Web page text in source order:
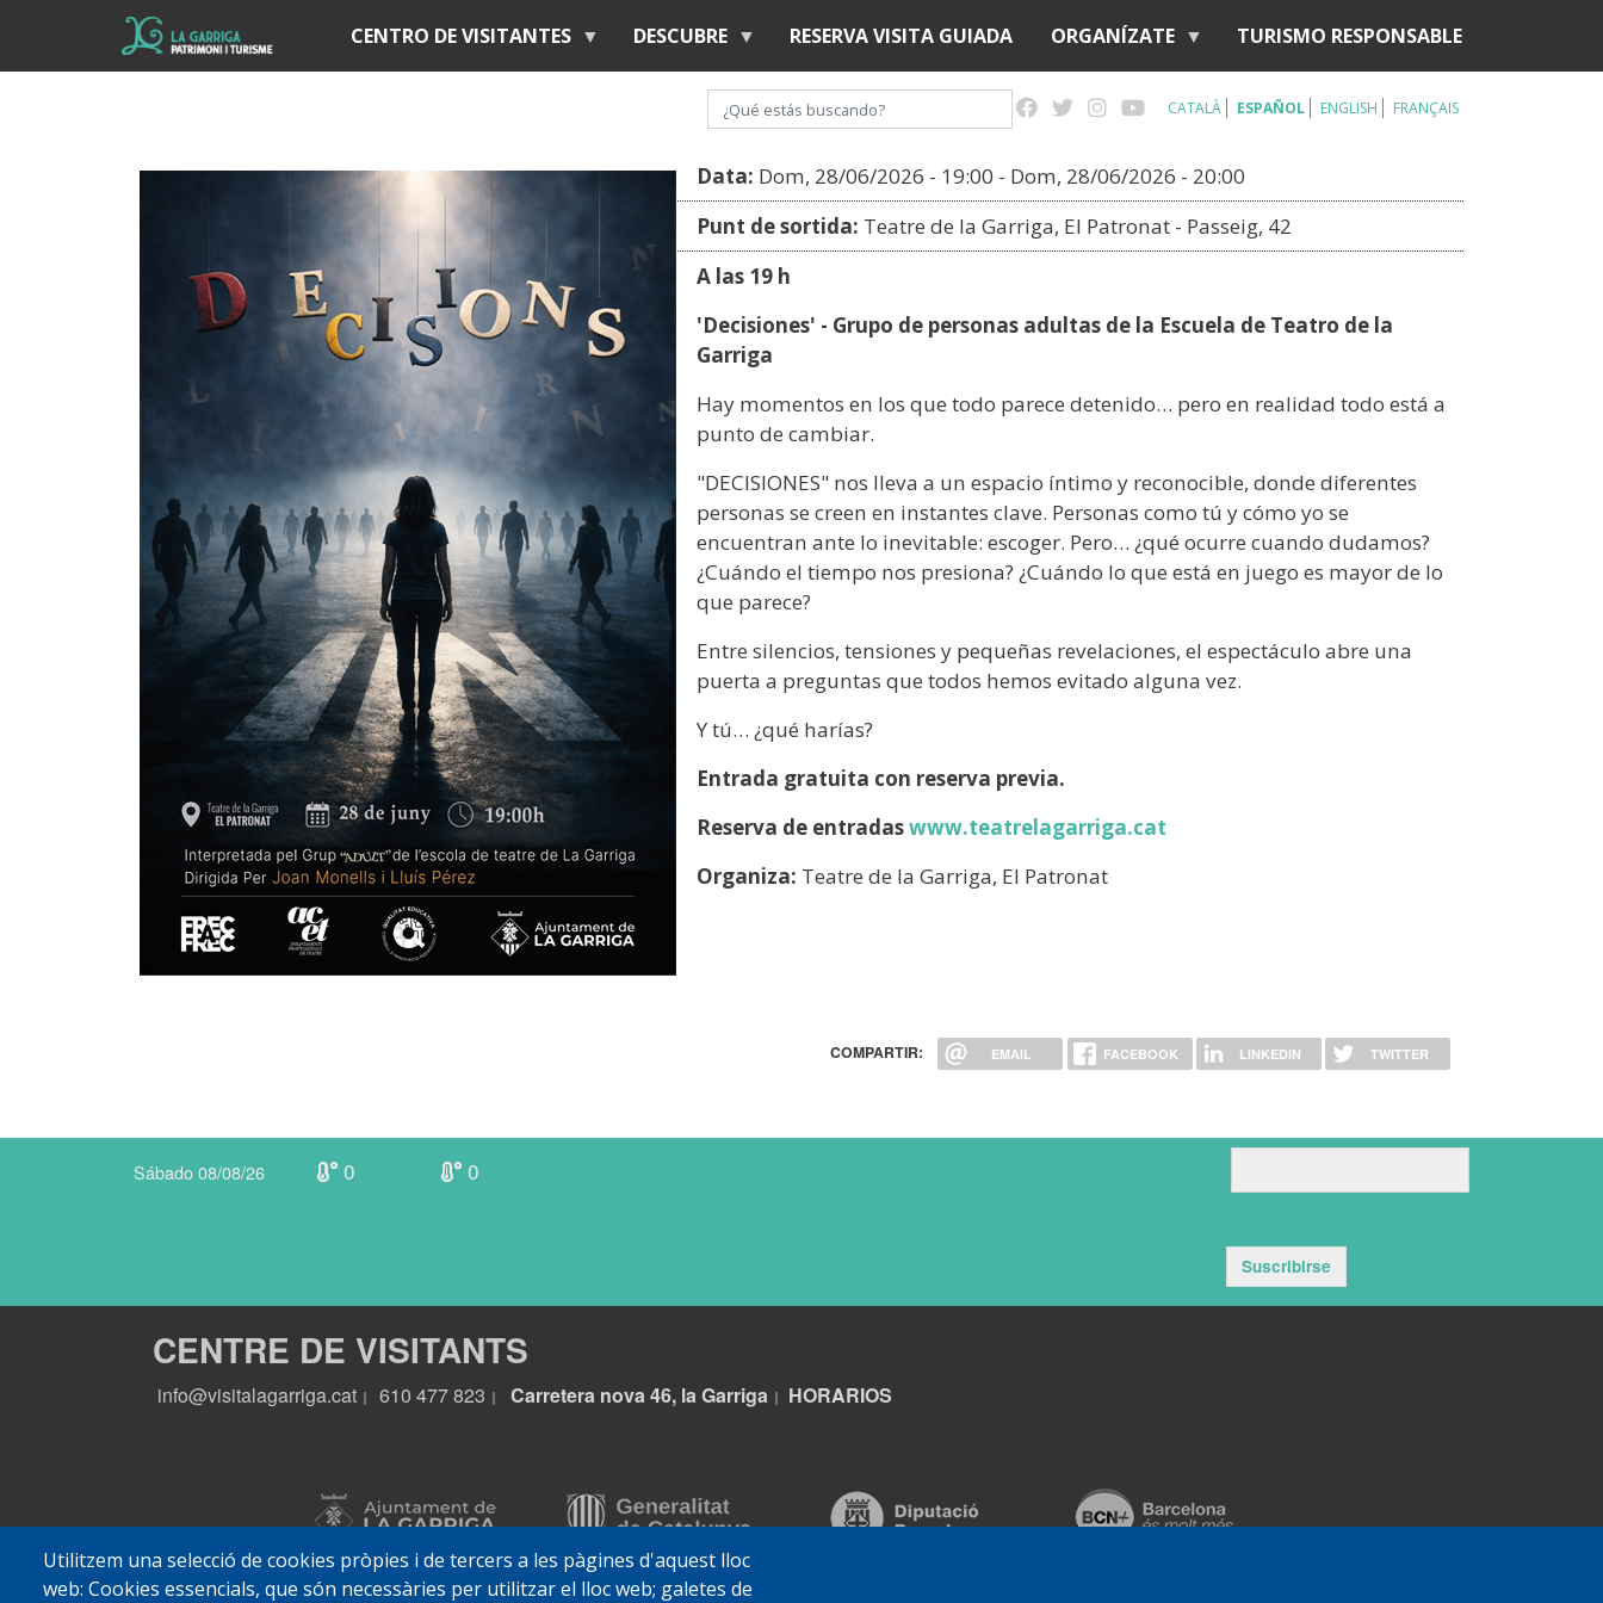
al
contenido
principal
CENTRO DE VISITANTES DESCUBRE RESERVA VISITA GUIADA ORGANÍZATE TURISMO RESPONSABLE
CATALÀ ESPAÑOL ENGLISH FRANÇAIS
Buscar
Data: Dom, 28/06/2026 - 19:00 - Dom, 28/06/2026 - 20:00
Punt de sortida: Teatre de la Garriga, El Patronat - Passeig, 42
A las 19 h
'Decisiones' - Grupo de personas adultas de la Escuela de Teatro de la
Garriga
Hay momentos en los que todo parece detenido… pero en realidad todo está a
punto de cambiar.
"DECISIONES" nos lleva a un espacio íntimo y reconocible, donde diferentes
personas se creen en instantes clave. Personas como tú y cómo yo se
encuentran ante lo inevitable: escoger. Pero… ¿qué ocurre cuando dudamos?
¿Cuándo el tiempo nos presiona? ¿Cuándo lo que está en juego es mayor de lo
que parece?
Entre silencios, tensiones y pequeñas revelaciones, el espectáculo abre una
puerta a preguntas que todos hemos evitado alguna vez.
Y tú… ¿qué harías?
Entrada gratuita con reserva previa.
Reserva de entradaswww.teatrelagarriga.cat
Organiza: Teatre de la Garriga, El Patronat
COMPARTIR: EMAIL FACEBOOK LINKEDIN TWITTER
Utilitzem una selecció de cookies pròpies i de tercers a les pàgines d'aquest lloc
web: Cookies essencials, que són necessàries per utilitzar el lloc web; galetes de
Sábado 08/08/26 0 0
Suscribirse
CENTRE DE VISITANTS
info@visitalagarriga.cat 610 477 823 Carretera nova 46, la Garriga HORARIOS